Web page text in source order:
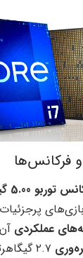
فرکانس‌ها
توربو 5.00 گیگاهرتز
عملکردی آن ۳.۶ گیگاهرتز و
۲.۷